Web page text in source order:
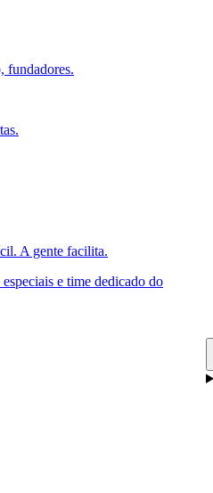
fundadores.
A gente facilita.
e time dedicado do